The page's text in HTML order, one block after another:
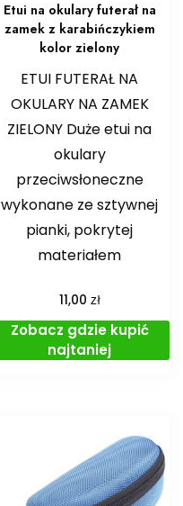
Etui na okulary futerał na
zamek z karabińczykiem
kolor zielony
ETUI FUTERAŁ NA
OKULARY NA ZAMEK
ZIELONY Duże etui na
okulary
przeciwsłoneczne
wykonane ze sztywnej
pianki, pokrytej
materiałem
11,00 zł
Zobacz gdzie kupić
najtaniej